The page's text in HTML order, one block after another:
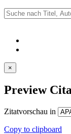
×
Preview
Zitatvorschau in
Copy to clipboard